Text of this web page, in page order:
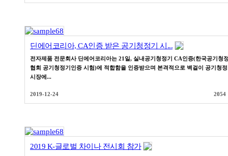
딘에어코리아, CA인증 받은 공기청정기 시...
전자제품 전문회사 딘에어코리아는 21일, 실내공기청정기 CA인증(한국공기청
협회 공기청정기인증 시험)에 적합함을 인증받으며 본격적으로 벽걸이 공기청
시장에...
2019-12-24 2054
2019 K-글로벌 차이나 전시회 참가